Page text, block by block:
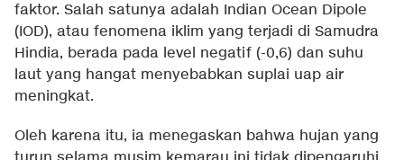
faktor. Salah satunya adalah Indian Ocean Dipole
(IOD), atau fenomena iklim yang terjadi di Samudra
Hindia, berada pada level negatif (-0,6) dan suhu
laut yang hangat menyebabkan suplai uap air
meningkat.
Oleh karena itu, ia menegaskan bahwa hujan yang